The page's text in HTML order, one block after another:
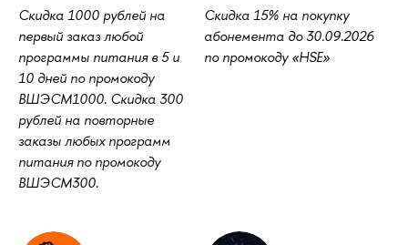
Скидка 1000 рублей на
первый заказ любой
программы питания в 5 и
10 дней по промокоду
ВШЭСМ1000. Скидка 300
рублей на повторные
заказы любых программ
питания по промокоду
ВШЭСМ300.
Скидка 15% на покупку
абонемента до 30.09.2026
по промокоду «HSE»